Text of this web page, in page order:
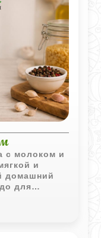
с молоком и
и
домашний
для
то теплого и